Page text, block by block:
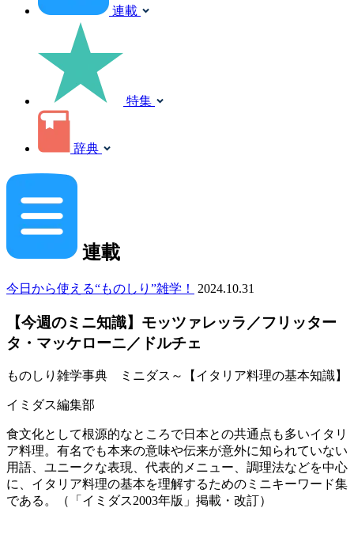
連載
特集
辞典
連載
今日から使える“ものしり”雑学！ 2024.10.31
【今週のミニ知識】モッツァレッラ／フリッター
タ・マッケローニ／ドルチェ
ものしり雑学事典 ミニダス～【イタリア料理の基本知識】
イミダス編集部
食文化として根源的なところで日本との共通点も多いイタリ
ア料理。有名でも本来の意味や伝来が意外に知られていない
用語、ユニークな表現、代表的メニュー、調理法などを中心
に、イタリア料理の基本を理解するためのミニキーワード集
である。（「イミダス2003年版」掲載・改訂）